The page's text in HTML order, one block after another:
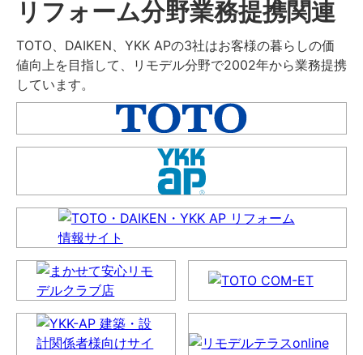
リフォーム分野業務提携関連
TOTO、DAIKEN、YKK APの3社はお客様の暮らしの価
値向上を目指して、リモデル分野で2002年から業務提携
しています。